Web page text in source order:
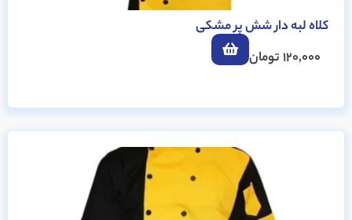
کلاه لبه دار شش پر مشکی
120,000تومان